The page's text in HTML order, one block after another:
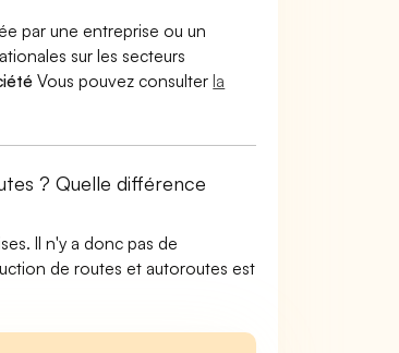
par une entreprise ou un
sur les secteurs
Vous pouvez consulterla
? Quelle différence
Il n'y a donc pas de
de routes et autoroutes est